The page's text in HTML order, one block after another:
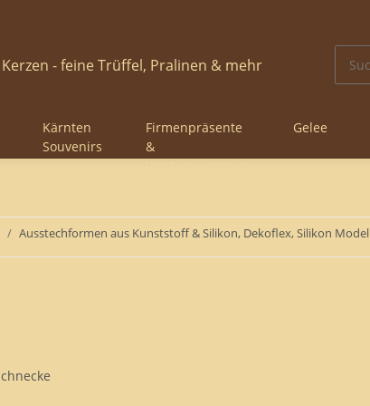
Kärnten
Souvenirs
Firmenpräsente
&
Gelee
Ausstechformen aus Kunststoff & Silikon, Dekoflex, Silikon Model